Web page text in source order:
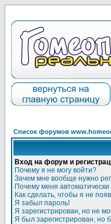
Список форумов
Вход на форум и
Почему я не могу войти?
Зачем мне вообще нужно
Почему меня
Как сделать, чтобы я не
Я забыл пароль!
Я зарегистрирован, но не
Я был зарегистрирован, но